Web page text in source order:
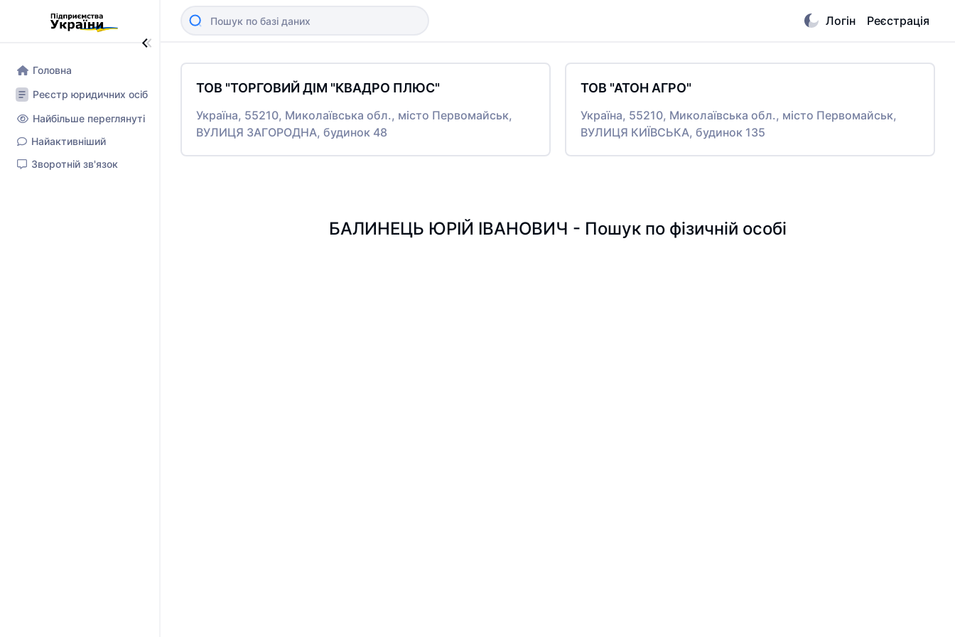
Головна
Реєстр юридичних осіб
Найбільше переглянуті
Найактивніший
Зворотній зв'язок
Логін Реєстрація
ТОВ "ТОРГОВИЙ ДІМ "КВАДРО ПЛЮС"
Україна, 55210, Миколаївська обл., місто Первомайськ,
ВУЛИЦЯ ЗАГОРОДНА, будинок 48
ТОВ "АТОН АГРО"
Україна, 55210, Миколаївська обл., місто Первомайськ,
ВУЛИЦЯ КИЇВСЬКА, будинок 135
БАЛИНЕЦЬ ЮРІЙ ІВАНОВИЧ - Пошук по фізичній особі